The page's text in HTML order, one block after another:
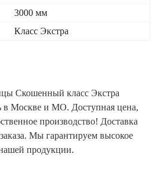
3000 мм
Класс Экстра
Скошенный класс Экстра
в Москве и МО. Доступная цена,
производство! Доставка
Мы гарантируем высокое
продукции.